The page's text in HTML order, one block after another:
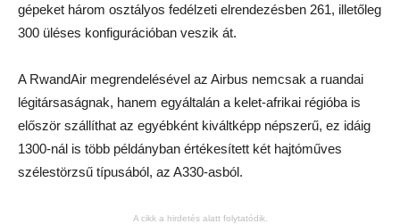
gépeket három osztályos fedélzeti elrendezésben 261, illetőleg
300 üléses konfigurációban veszik át.
A RwandAir megrendelésével az Airbus nemcsak a ruandai
légitársaságnak, hanem egyáltalán a kelet-afrikai régióba is
először szállíthat az egyébként kiváltképp népszerű, ez idáig
1300-nál is több példányban értékesített két hajtóműves
szélestörzsű típusából, az A330-asból.
A cikk a hirdetés alatt folytatódik.